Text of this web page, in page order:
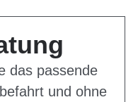
das passende
und ohne